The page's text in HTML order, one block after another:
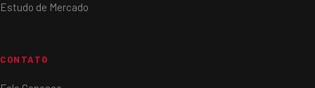
Estudo de Mercado
CONTATO